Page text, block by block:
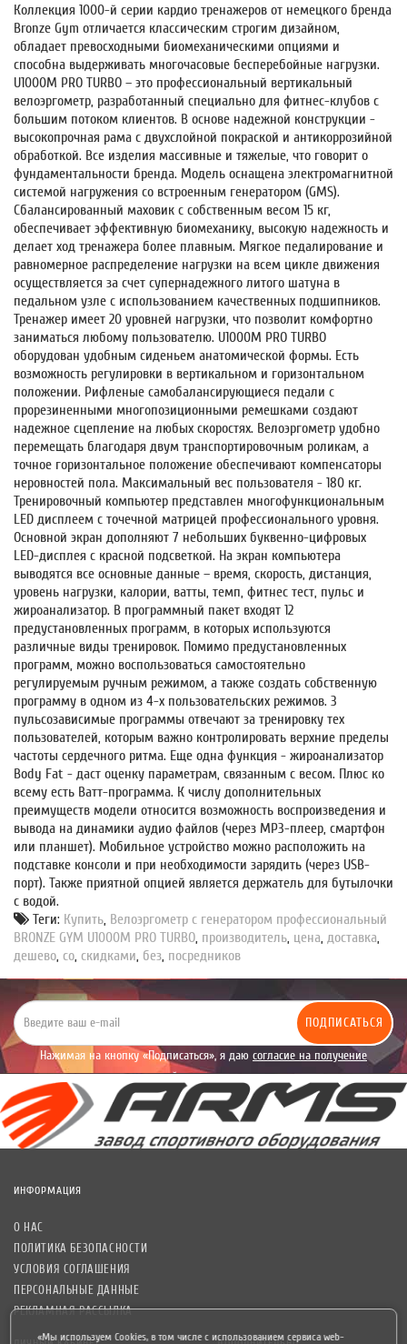
Коллекция 1000-й серии кардио тренажеров от немецкого бренда
Bronze Gym отличается классическим строгим дизайном,
обладает превосходными биомеханическими опциями и
способна выдерживать многочасовые бесперебойные нагрузки.
U1000M PRO TURBO – это профессиональный вертикальный
велоэргометр, разработанный специально для фитнес-клубов с
большим потоком клиентов. В основе надежной конструкции -
высокопрочная рама с двухслойной покраской и антикоррозийной
обработкой. Все изделия массивные и тяжелые, что говорит о
фундаментальности бренда. Модель оснащена электромагнитной
системой нагружения со встроенным генератором (GMS).
Сбалансированный маховик с собственным весом 15 кг,
обеспечивает эффективную биомеханику, высокую надежность и
делает ход тренажера более плавным. Мягкое педалирование и
равномерное распределение нагрузки на всем цикле движения
осуществляется за счет супернадежного литого шатуна в
педальном узле с использованием качественных подшипников.
Тренажер имеет 20 уровней нагрузки, что позволит комфортно
заниматься любому пользователю. U1000M PRO TURBO
оборудован удобным сиденьем анатомической формы. Есть
возможность регулировки в вертикальном и горизонтальном
положении. Рифленые самобалансирующиеся педали с
прорезиненными многопозиционными ремешками создают
надежное сцепление на любых скоростях. Велоэргометр удобно
перемещать благодаря двум транспортировочным роликам, а
точное горизонтальное положение обеспечивают компенсаторы
неровностей пола. Максимальный вес пользователя - 180 кг.
Тренировочный компьютер представлен многофункциональным
LED дисплеем с точечной матрицей профессионального уровня.
Основной экран дополняют 7 небольших буквенно-цифровых
LED-дисплея с красной подсветкой. На экран компьютера
выводятся все основные данные – время, скорость, дистанция,
уровень нагрузки, калории, ватты, темп, фитнес тест, пульс и
жироанализатор. В программный пакет входят 12
предустановленных программ, в которых используются
различные виды тренировок. Помимо предустановленных
программ, можно воспользоваться самостоятельно
регулируемым ручным режимом, а также создать собственную
программу в одном из 4-х пользовательских режимов. 3
пульсозависимые программы отвечают за тренировку тех
пользователей, которым важно контролировать верхние пределы
частоты сердечного ритма. Еще одна функция - жироанализатор
Body Fat - даст оценку параметрам, связанным с весом. Плюс ко
всему есть Ватт-программа. К числу дополнительных
преимуществ модели относится возможность воспроизведения и
вывода на динамики аудио файлов (через MP3-плеер, смартфон
или планшет). Мобильное устройство можно расположить на
подставке консоли и при необходимости зарядить (через USB-
порт). Также приятной опцией является держатель для бутылочки
с водой.
Теги: Купить, Велоэргометр с генератором профессиональный
BRONZE GYM U1000M PRO TURBO, производитель, цена, доставка,
дешево, со, скидками, без, посредников
ПОДПИСАТЬСЯ
Нажимая на кнопку «Подписаться», я даю согласие на получение
уведомлений рекламного характера.
ИНФОРМАЦИЯ
О НАС
ПОЛИТИКА БЕЗОПАСНОСТИ
УСЛОВИЯ СОГЛАШЕНИЯ
ПЕРСОНАЛЬНЫЕ ДАННЫЕ
РЕКЛАМНАЯ РАССЫЛКА
«Мы используем Cookies, в том числе с использованием сервиса web-